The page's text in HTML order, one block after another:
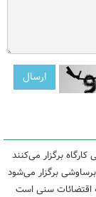
برگزار می‌کنند
برگزار می‌شود
اقتضائات سنی است